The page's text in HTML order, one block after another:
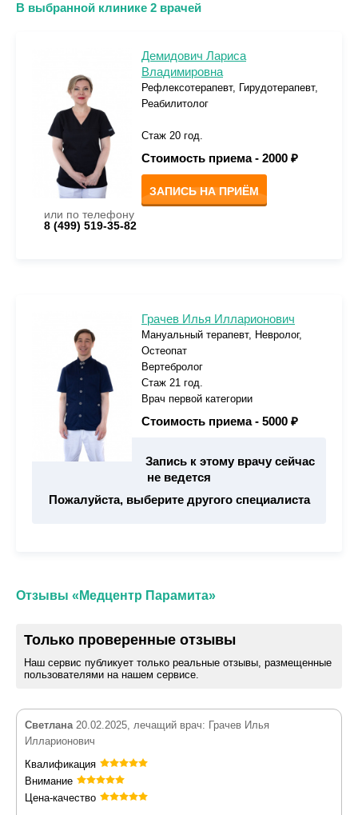
В выбранной клинике 2 врачей
Демидович Лариса
Владимировна
Рефлексотерапевт, Гирудотерапевт,
Реабилитолог
Стаж 20 год.
Стоимость приема - 2000 ₽
ЗАПИСЬ НА ПРИЁМ
или по телефону
8 (499) 519-35-82
Грачев Илья Илларионович
Мануальный терапевт, Невролог,
Остеопат
Вертебролог
Стаж 21 год.
Врач первой категории
Стоимость приема - 5000 ₽
Запись к этому врачу сейчас
не ведется
Пожалуйста, выберите другого специалиста
Отзывы «Медцентр Парамита»
Только проверенные отзывы
Наш сервис публикует только реальные отзывы, размещенные
пользователями на нашем сервисе.
Светлана20.02.2025, лечащий врач: Грачев Илья
Илларионович
Квалификация
Внимание
Цена-качество